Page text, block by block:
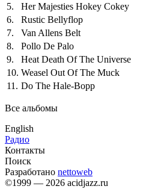
5.
Her Majesties Hokey Cokey
6.
Rustic Bellyflop
7.
Van Allens Belt
8.
Pollo De Palo
9.
Heat Death Of The Universe
10. Weasel Out Of The Muck
11. Do The Hale-Bopp
Все альбомы
English
Радио
Контакты
Поиск
Разработано nettoweb
©1999 — 2026 acidjazz.ru